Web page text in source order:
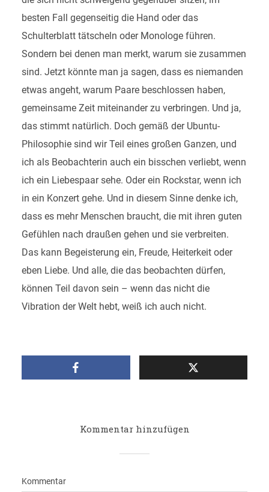
besten Fall gegenseitig die Hand oder das
Schulterblatt tätscheln oder Monologe führen.
Sondern bei denen man merkt, warum sie zusammen
sind. Jetzt könnte man ja sagen, dass es niemanden
etwas angeht, warum Paare beschlossen haben,
gemeinsame Zeit miteinander zu verbringen. Und ja,
das stimmt natürlich. Doch gemäß der Ubuntu-
Philosophie sind wir Teil eines großen Ganzen, und
ich als Beobachterin auch ein bisschen verliebt, wenn
ich ein Liebespaar sehe. Oder ein Rockstar, wenn ich
in ein Konzert gehe. Und in diesem Sinne denke ich,
dass es mehr Menschen braucht, die mit ihren guten
Gefühlen nach draußen gehen und sie verbreiten.
Das kann Begeisterung ein, Freude, Heiterkeit oder
eben Liebe. Und alle, die das beobachten dürfen,
können Teil davon sein – wenn das nicht die
Vibration der Welt hebt, weiß ich auch nicht.
Kommentar hinzufügen
Kommentar